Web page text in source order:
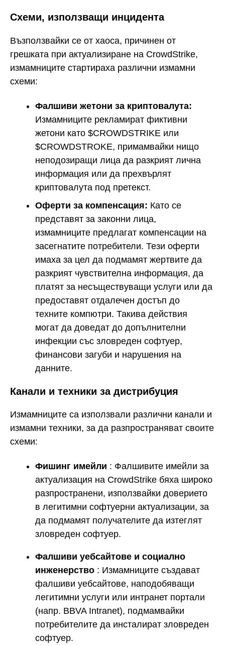
Схеми, използващи инцидента
Възползвайки се от хаоса, причинен от
грешката при актуализиране на CrowdStrike,
измамниците стартираха различни измамни
схеми:
Фалшиви жетони за криптовалута:
Измамниците рекламират фиктивни
жетони като $CROWDSTRIKE или
$CROWDSTROKE, примамвайки нищо
неподозиращи лица да разкрият лична
информация или да прехвърлят
криптовалута под претекст.
Оферти за компенсация: Като се
представят за законни лица,
измамниците предлагат компенсации на
засегнатите потребители. Тези оферти
имаха за цел да подмамят жертвите да
разкрият чувствителна информация, да
платят за несъществуващи услуги или да
предоставят отдалечен достъп до
техните компютри. Такива действия
могат да доведат до допълнителни
инфекции със зловреден софтуер,
финансови загуби и нарушения на
данните.
Канали и техники за дистрибуция
Измамниците са използвали различни канали и
измамни техники, за да разпространяват своите
схеми:
Фишинг имейли : Фалшивите имейли за
актуализация на CrowdStrike бяха широко
разпространени, използвайки доверието
в легитимни софтуерни актуализации, за
да подмамят получателите да изтеглят
зловреден софтуер.
Фалшиви уебсайтове и социално
инженерство : Измамниците създават
фалшиви уебсайтове, наподобяващи
легитимни услуги или интранет портали
(напр. BBVA Intranet), подмамвайки
потребителите да инсталират зловреден
софтуер.